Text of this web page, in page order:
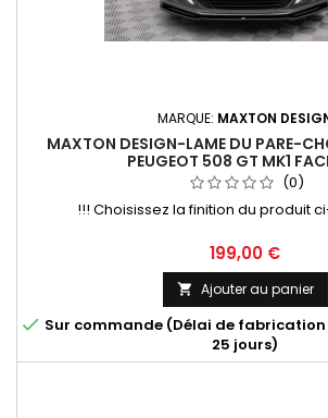
MARQUE: MAXTON
MAXTON DESIGN-LAME DU PARE-
PEUGEOT 508 GT MK1
(0)
!!! Choisissez la finition du produit
Prix
199,00 €
 Ajouter au panier
 Sur commande (Délai de
25 jours)